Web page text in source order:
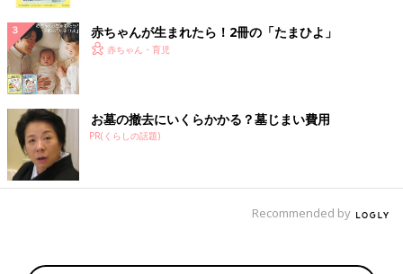
赤ちゃんが生まれたら！2冊の「たまひよ」
赤ちゃん・育児
お墓の撤去にいくらかかる？墓じまい費用
PR(くらしの話題)
Recommended by